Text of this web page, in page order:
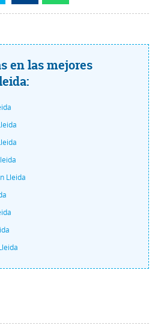
en las mejores
Lleida